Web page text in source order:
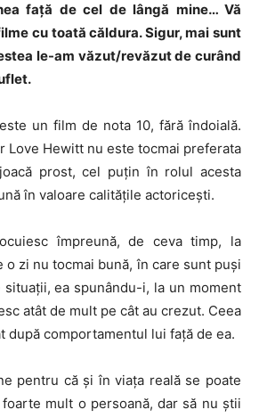
faţă de cel de lângă mine… Vă
cu toată căldura. Sigur, mai sunt
le-am văzut/revăzut de curând
este un film de nota 10, fără îndoială.
Love Hewitt nu este tocmai preferata
prost, cel puţin în rolul acesta
în valoare calităţile actoriceşti.
împreună, de ceva timp, la
o zi nu tocmai bună, în care sunt puşi
ea spunându-i, la un moment
atât de mult pe cât au crezut. Ceea
după comportamentul lui faţă de ea.
pentru că şi în viaţa reală se poate
mult o persoană, dar să nu ştii